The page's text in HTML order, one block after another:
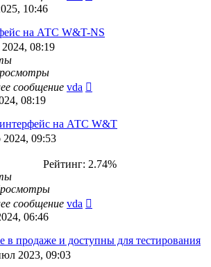
10:46
на АТС W&T-NS
2024, 08:19
сообщение vda
08:19
на АТС W&T
2024, 09:53
Рейтинг: 2.74%
сообщение vda
06:46
продаже и доступны для тестирования
2023, 09:03